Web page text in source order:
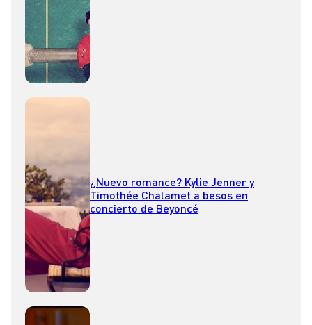
¿Nuevo romance? Kylie Jenner y
Timothée Chalamet a besos en
concierto de Beyoncé